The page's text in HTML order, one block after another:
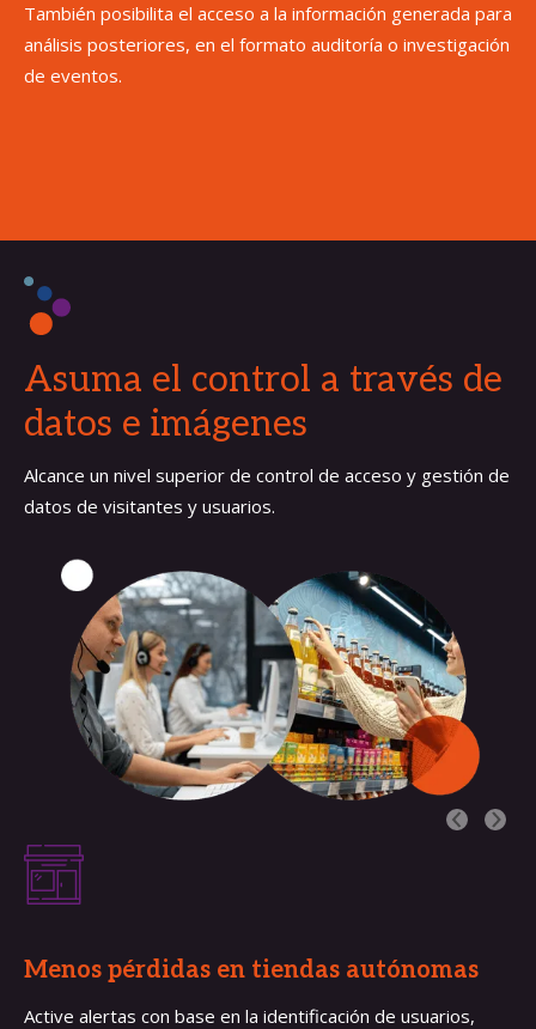
También posibilita el acceso a la información generada para
análisis posteriores, en el formato auditoría o investigación
de eventos.
Asuma el control a través de
datos e imágenes
Alcance un nivel superior de control de acceso y gestión de
datos de visitantes y usuarios.
Menos pérdidas en tiendas autónomas
Active alertas con base en la identificación de usuarios,